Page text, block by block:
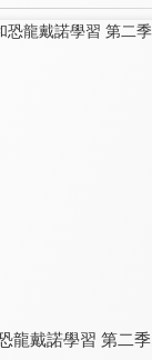
龍戴諾學習 第二季